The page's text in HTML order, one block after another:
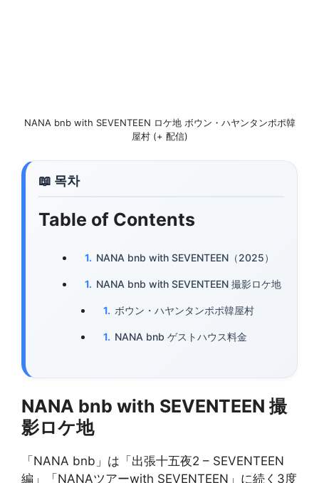
NANA bnb with SEVENTEEN ロケ地 ボウン・ハヤンタンポポ韓
屋村 (+ 配信)
Table of Contents
NANA bnb with SEVENTEEN（2025）
NANA bnb with SEVENTEEN 撮影ロケ地
ボウン・ハヤンタンポポ韓屋村
NANA bnb ゲストハウス料金
NANA bnb with SEVENTEEN 撮
影ロケ地
「NANA bnb」は「出張十五夜2 – SEVENTEEN
編」「NANAツアーwith SEVENTEEN」に続く3度